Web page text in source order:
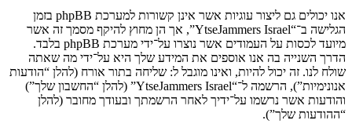
אנו יכולים גם ליצור עוגיות אשר אינן קשורות למערכת phpBB בזמן
הגלישה ב־“YtseJammers Israel”, אך הן מחוץ להיקף מסמך זה אשר
מיועד לכסות על העמודים אשר נוצרו על־ידי מערכת phpBB בלבד.
הדרך השנייה בה אנו אוספים את המידע שלך היא על־ידי מה שאתה
שולח לנו. זה יכול להיות, ואינו מוגבל ל: שליחה בתור אורח (להלן “הודעות
אנונימיות”), הרשמה ל־“YtseJammers Israel” (להלן “החשבון שלך”)
והודעות אשר נרשמו על־ידיך לאחר הרשמתך ובעודך מחובר (להלן
“ההודעות שלך”).